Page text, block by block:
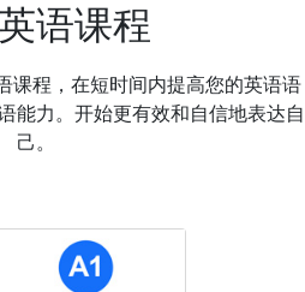
语课程
课程，在短时间内提高您的英语语
能力。开始更有效和自信地表达自
己。